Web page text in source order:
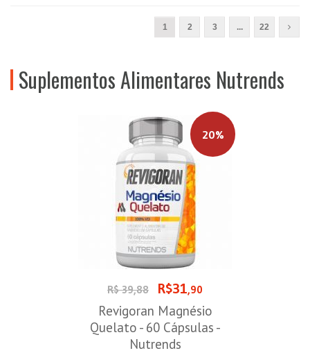
1 2 3 ... 22
Suplementos Alimentares Nutrends
20%
R$ 39,88 R$31,90
Revigoran Magnésio
Quelato - 60 Cápsulas -
Nutrends